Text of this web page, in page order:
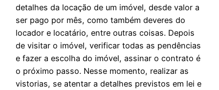
detalhes da locação de um imóvel, desde valor a
ser pago por mês, como também deveres do
locador e locatário, entre outras coisas. Depois
de visitar o imóvel, verificar todas as pendências
e fazer a escolha do imóvel, assinar o contrato é
o próximo passo. Nesse momento, realizar as
vistorias, se atentar a detalhes previstos em lei e